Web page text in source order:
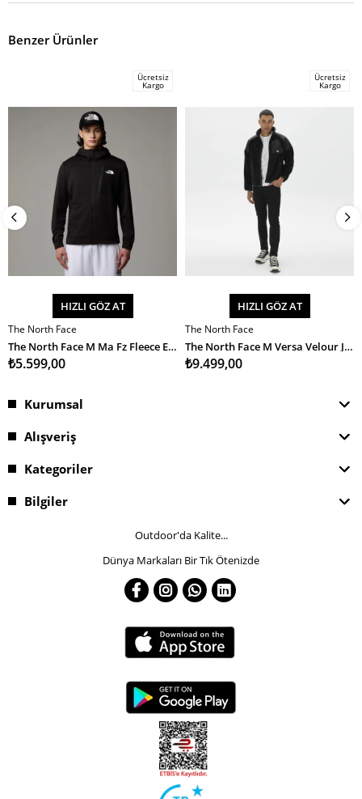
Benzer Ürünler
SEPETE EKLE
Ücretsiz
Kargo
HIZLI GÖZ AT
The North Face
The North Face M Ma Fz Fleece Erkek Ceket
₺5.599,00
SEPETE EKLE
Ücretsiz
Kargo
HIZLI GÖZ AT
The North Face
The North Face M Versa Velour Jacket Erkek Ceket
₺9.499,00
Kurumsal
Alışveriş
Kategoriler
Bilgiler
Outdoor'da Kalite...
Dünya Markaları Bir Tık Ötenizde